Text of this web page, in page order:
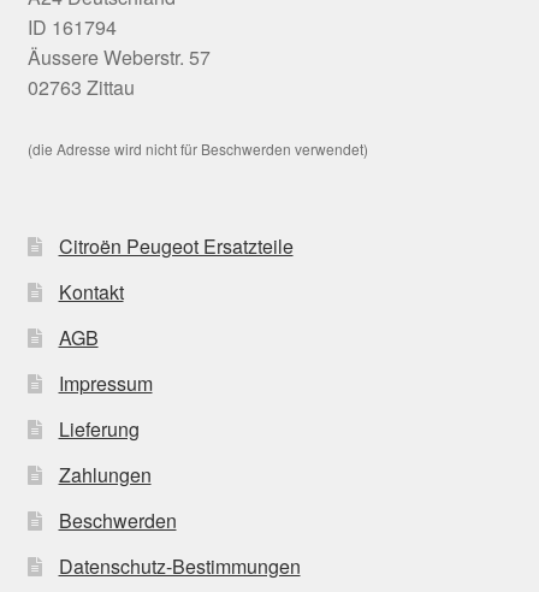
ID 161794
Äussere Weberstr. 57
02763 Zittau
(die Adresse wird nicht für Beschwerden verwendet)
Citroën Peugeot Ersatzteile
Kontakt
AGB
Impressum
Lieferung
Zahlungen
Beschwerden
Datenschutz-Bestimmungen